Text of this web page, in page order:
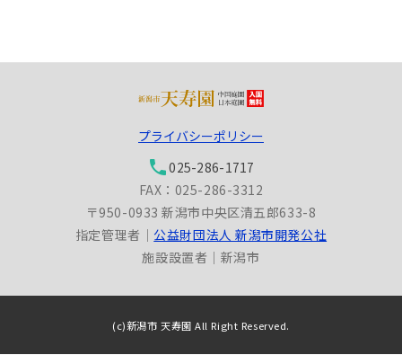
プライバシーポリシー
phone025-286-1717
FAX：025-286-3312
〒950-0933 新潟市中央区清五郎633-8
指定管理者｜ 公益財団法人 新潟市開発公社
施設設置者｜新潟市
(c)新潟市 天寿園 All Right Reserved.